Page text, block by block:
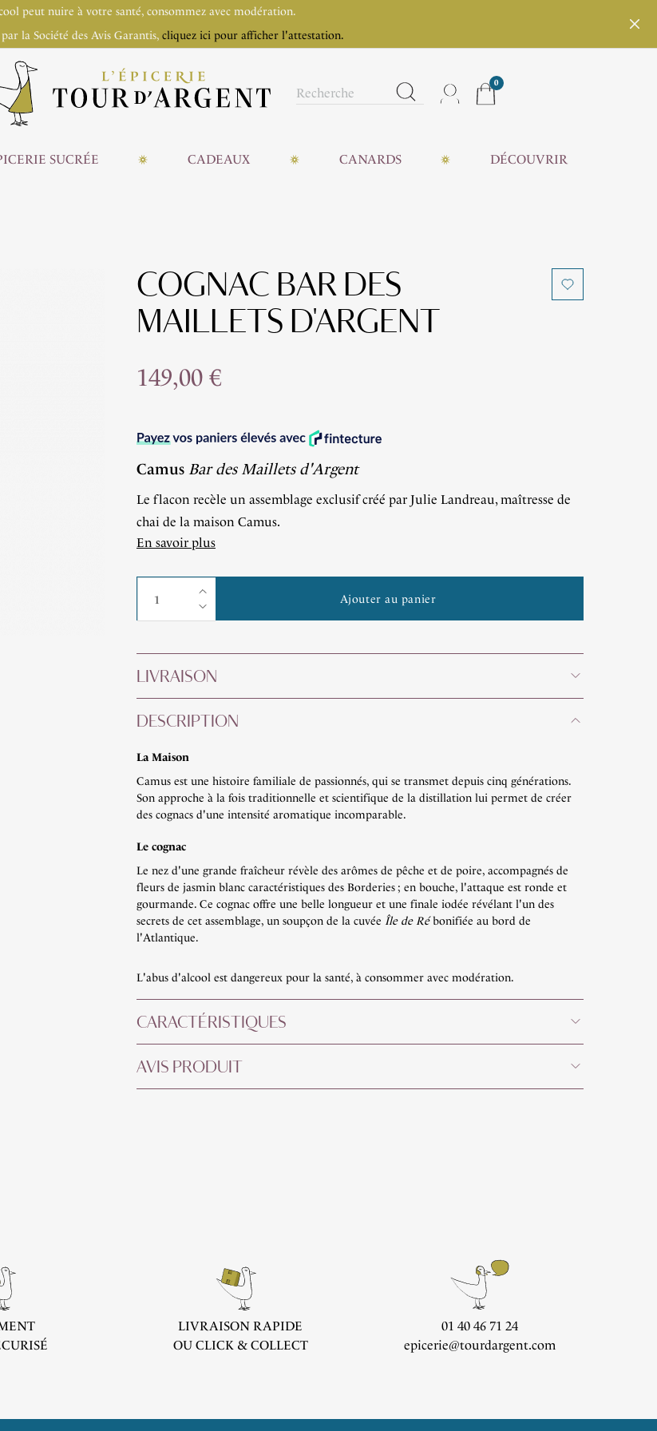
peut nuire à votre santé, consommez avec modération.
la Société des Avis Garantis, cliquez ici pour afficher l'attestation.
0
SUCRÉE CADEAUX CANARDS DÉCOUVRIR
COGNAC BAR DES
MAILLETS D'ARGENT
149,00 €
Camus Bar des Maillets d'Argent
Le flacon recèle un assemblage exclusif créé par Julie Landreau, maîtresse de
chai de la maison Camus.
En savoir plus
Ajouter au panier
LIVRAISON
DESCRIPTION
La Maison
Camus est une histoire familiale de passionnés, qui se transmet depuis cinq générations.
Son approche à la fois traditionnelle et scientifique de la distillation lui permet de créer
des cognacs d'une intensité aromatique incomparable.
Le cognac
Le nez d'une grande fraîcheur révèle des arômes de pêche et de poire, accompagnés de
fleurs de jasmin blanc caractéristiques des Borderies ; en bouche, l'attaque est ronde et
gourmande. Ce cognac offre une belle longueur et une finale iodée révélant l'un des
secrets de cet assemblage, un soupçon de la cuvée Île de Rébonifiée au bord de
l'Atlantique.
L'abus d'alcool est dangereux pour la santé, à consommer avec modération.
CARACTÉRISTIQUES
AVIS PRODUIT
LIVRAISON RAPIDE
OU CLICK & COLLECT
01 40 46 71 24
epicerie@tourdargent.com